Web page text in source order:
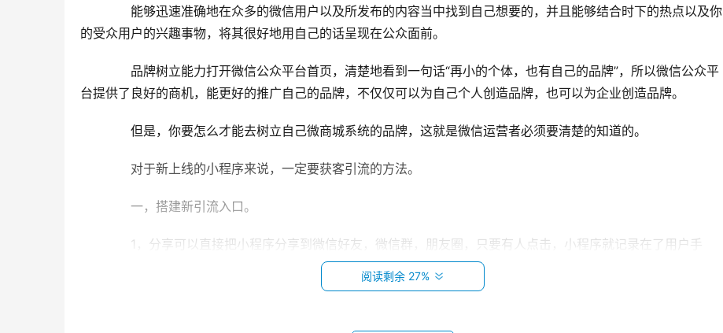
能够迅速准确地在众多的微信用户以及所发布的内容当中找到自己想要的，并且能够结合时下的热点以及你
的受众用户的兴趣事物，将其很好地用自己的话呈现在公众面前。
品牌树立能力打开微信公众平台首页，清楚地看到一句话“再小的个体，也有自己的品牌”，所以微信公众平
台提供了良好的商机，能更好的推广自己的品牌，不仅仅可以为自己个人创造品牌，也可以为企业创造品牌。
但是，你要怎么才能去树立自己微商城系统的品牌，这就是微信运营者必须要清楚的知道的。
对于新上线的小程序来说，一定要获客引流的方法。
一，搭建新引流入口。
1，分享可以直接把小程序分享到微信好友，微信群，朋友圈，只要有人点击，小程序就记录在了用户手
阅读剩余 27%